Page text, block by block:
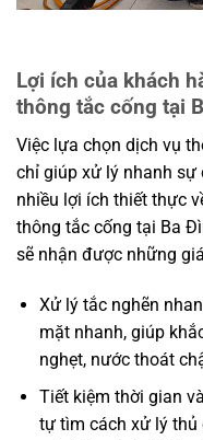
Lợi ích của khách
thông tắc cống tại
Việc lựa chọn dịch vụ
chỉ giúp xử lý nhanh sự
nhiều lợi ích thiết thực
thông tắc cống tại Ba
sẽ nhận được những
Xử lý tắc nghẽn
mặt nhanh, giúp
nghẹt, nước thoát
Tiết kiệm thời gian
tự tìm cách xử lý thủ